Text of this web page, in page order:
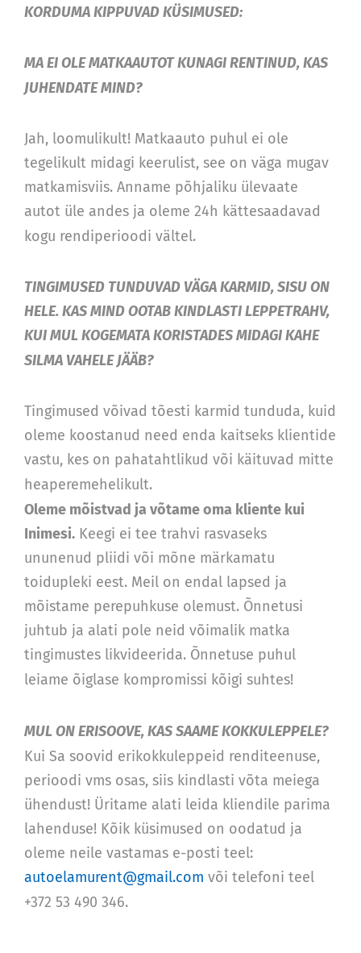
KORDUMA KIPPUVAD KÜSIMUSED:
MA EI OLE MATKAAUTOT KUNAGI RENTINUD, KAS
JUHENDATE MIND?
Jah, loomulikult! Matkaauto puhul ei ole
tegelikult midagi keerulist, see on väga mugav
matkamisviis. Anname põhjaliku ülevaate
autot üle andes ja oleme 24h kättesaadavad
kogu rendiperioodi vältel.
TINGIMUSED TUNDUVAD VÄGA KARMID, SISU ON
HELE. KAS MIND OOTAB KINDLASTI LEPPETRAHV,
KUI MUL KOGEMATA KORISTADES MIDAGI KAHE
SILMA VAHELE JÄÄB?
Tingimused võivad tõesti karmid tunduda, kuid
oleme koostanud need enda kaitseks klientide
vastu, kes on pahatahtlikud või käituvad mitte
heaperemehelikult.
Oleme mõistvad ja võtame oma kliente kui
Inimesi. Keegi ei tee trahvi rasvaseks
ununenud pliidi või mõne märkamatu
toidupleki eest. Meil on endal lapsed ja
mõistame perepuhkuse olemust. Õnnetusi
juhtub ja alati pole neid võimalik matka
tingimustes likvideerida. Õnnetuse puhul
leiame õiglase kompromissi kõigi suhtes!
MUL ON ERISOOVE, KAS SAAME KOKKULEPPELE?
Kui Sa soovid erikokkuleppeid renditeenuse,
perioodi vms osas, siis kindlasti võta meiega
ühendust! Üritame alati leida kliendile parima
lahenduse! Kõik küsimused on oodatud ja
oleme neile vastamas e-posti teel:
autoelamurent@gmail.com või telefoni teel
+372 53 490 346.